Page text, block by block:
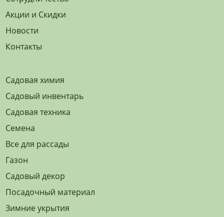
Акции и Скидки
Новости
Контакты
Садовая химия
Садовый инвентарь
Садовая техника
Семена
Все для рассады
Газон
Садовый декор
Посадочный материал
Зимние укрытия